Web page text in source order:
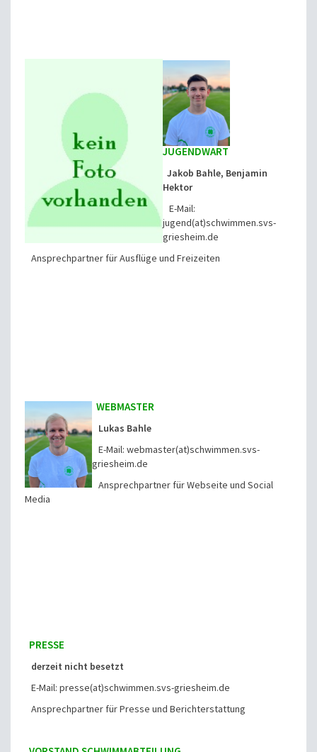
JUGENDWART
Jakob Bahle, Benjamin
Hektor
E-Mail:
jugend(at)schwimmen.svs-
griesheim.de
Ansprechpartner für Ausflüge und Freizeiten
WEBMASTER
Lukas Bahle
E-Mail: webmaster(at)schwimmen.svs-
griesheim.de
Ansprechpartner für Webseite und Social
Media
PRESSE
derzeit nicht besetzt
E-Mail: presse(at)schwimmen.svs-griesheim.de
Ansprechpartner für Presse und Berichterstattung